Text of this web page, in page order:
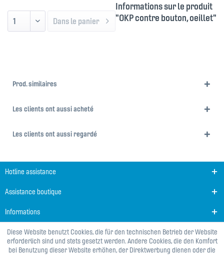
Dans le panier
Informations sur le produit
"OKP contre bouton, oeillet"
Prod. similaires
Les clients ont aussi acheté
Les clients ont aussi regardé
Hotline assistance
Assistance boutique
Informations
Diese Website benutzt Cookies, die für den technischen Betrieb der Website
erforderlich sind und stets gesetzt werden. Andere Cookies, die den Komfort
bei Benutzung dieser Website erhöhen, der Direktwerbung dienen oder die